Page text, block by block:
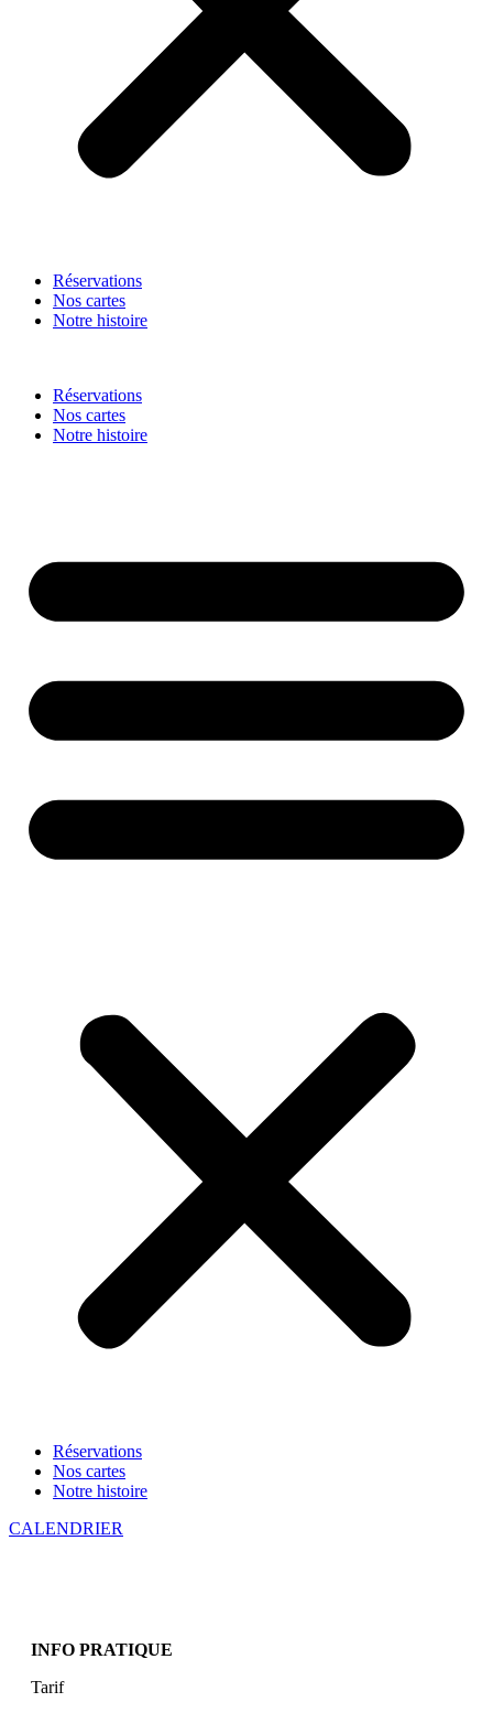
Réservations
Nos cartes
Notre histoire
Réservations
Nos cartes
Notre histoire
Réservations
Nos cartes
Notre histoire
CALENDRIER
INFO PRATIQUE
Tarif